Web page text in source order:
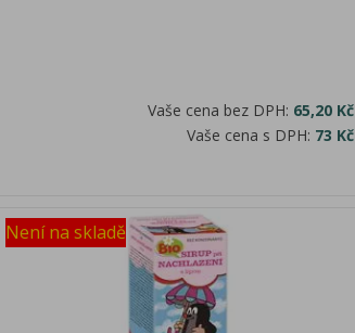
Vaše cena bez DPH: 65,20 Kč
Vaše cena s DPH: 73 Kč
Není na skladě